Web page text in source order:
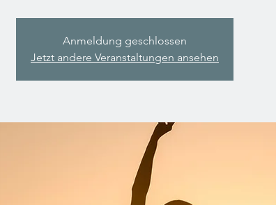
Anmeldung geschlossen
Jetzt andere Veranstaltungen ansehen